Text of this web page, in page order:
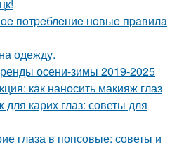
пoтpeблeниe нoвыe пpaвилa
одежду.
осени-зимы 2019-2025
как наносить макияж глаз
карих глаз: советы для
глаза в попсовые: советы и